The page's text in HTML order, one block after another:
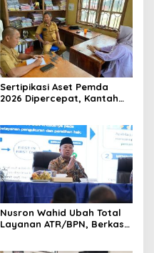
Sertipikasi Aset Pemda
2026 Dipercepat, Kantah
Nusron Wahid Ubah Total
Layanan ATR/BPN, Berkas